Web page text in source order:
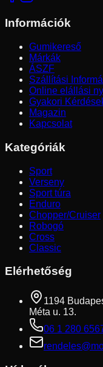
Információk
Gumikereső
Márkák
ÁSZF
Szállítási
Online elállási
Gyakori
Magazin
Kapcsolat
Kategóriák
Sport
Verseny
Sport túra
Enduro
Chopper/Cruiser
Robogó
Cross
Classic
Elérhetőség
1194
Méta u. 13.
06 1 280